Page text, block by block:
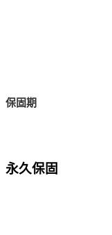
保固期
永久保固